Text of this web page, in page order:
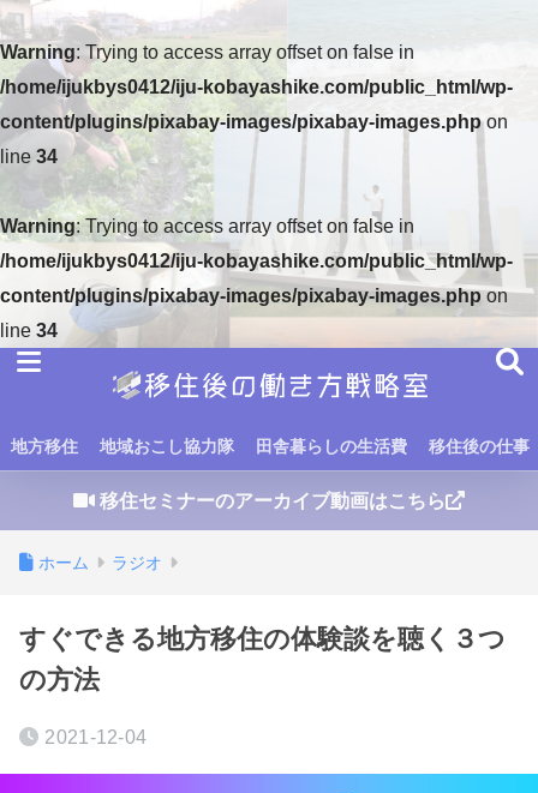
Warning: Trying to access array offset on false in
/home/ijukbys0412/iju-kobayashike.com/public_html/wp-
content/plugins/pixabay-images/pixabay-images.phpon
line 34
Warning: Trying to access array offset on false in
/home/ijukbys0412/iju-kobayashike.com/public_html/wp-
content/plugins/pixabay-images/pixabay-images.phpon
line 34
地方移住 地域おこし協力隊 田舎暮らしの生活費 移住後の仕事
移住セミナーのアーカイブ動画はこちら
ホーム ラジオ
すぐできる地方移住の体験談を聴く３つ
の方法
2021-12-04